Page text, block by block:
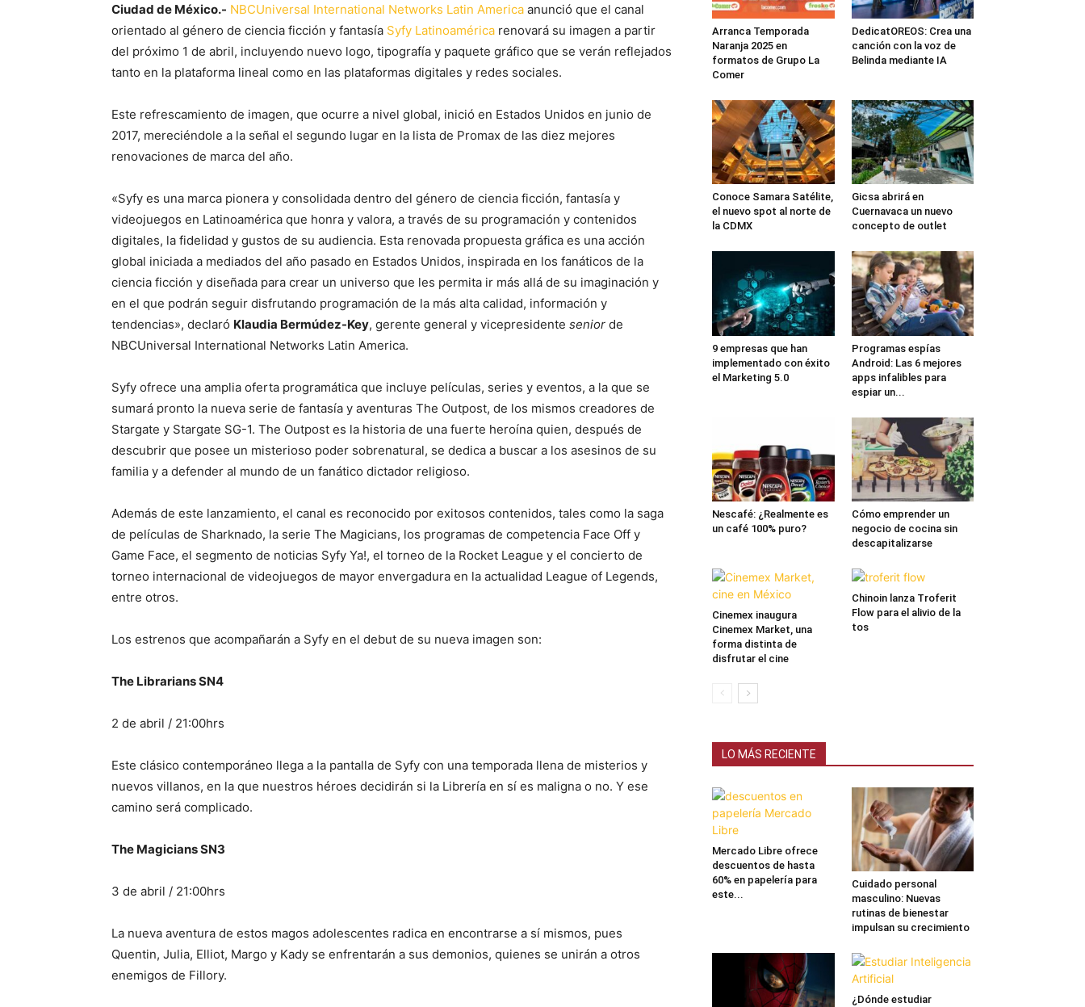
Ciudad de México.- NBCUniversal International Networks Latin America anunció que el canal
orientado al género de ciencia ficción y fantasía Syfy Latinoamérica renovará su imagen a partir
del próximo 1 de abril, incluyendo nuevo logo, tipografía y paquete gráfico que se verán reflejados
tanto en la plataforma lineal como en las plataformas digitales y redes sociales.
Este refrescamiento de imagen, que ocurre a nivel global, inició en Estados Unidos en junio de
2017, mereciéndole a la señal el segundo lugar en la lista de Promax de las diez mejores
renovaciones de marca del año.
«Syfy es una marca pionera y consolidada dentro del género de ciencia ficción, fantasía y
videojuegos en Latinoamérica que honra y valora, a través de su programación y contenidos
digitales, la fidelidad y gustos de su audiencia. Esta renovada propuesta gráfica es una acción
global iniciada a mediados del año pasado en Estados Unidos, inspirada en los fanáticos de la
ciencia ficción y diseñada para crear un universo que les permita ir más allá de su imaginación y
en el que podrán seguir disfrutando programación de la más alta calidad, información y
tendencias», declaró Klaudia Bermúdez-Key, gerente general y vicepresidente senior de
NBCUniversal International Networks Latin America.
Syfy ofrece una amplia oferta programática que incluye películas, series y eventos, a la que se
sumará pronto la nueva serie de fantasía y aventuras The Outpost, de los mismos creadores de
Stargate y Stargate SG-1. The Outpost es la historia de una fuerte heroína quien, después de
descubrir que posee un misterioso poder sobrenatural, se dedica a buscar a los asesinos de su
familia y a defender al mundo de un fanático dictador religioso.
Además de este lanzamiento, el canal es reconocido por exitosos contenidos, tales como la saga
de películas de Sharknado, la serie The Magicians, los programas de competencia Face Off y
Game Face, el segmento de noticias Syfy Ya!, el torneo de la Rocket League y el concierto de
torneo internacional de videojuegos de mayor envergadura en la actualidad League of Legends,
entre otros.
Los estrenos que acompañarán a Syfy en el debut de su nueva imagen son:
The Librarians SN4
2 de abril / 21:00hrs
Este clásico contemporáneo llega a la pantalla de Syfy con una temporada llena de misterios y
nuevos villanos, en la que nuestros héroes decidirán si la Librería en sí es maligna o no. Y ese
camino será complicado.
The Magicians SN3
3 de abril / 21:00hrs
La nueva aventura de estos magos adolescentes radica en encontrarse a sí mismos, pues
Quentin, Julia, Elliot, Margo y Kady se enfrentarán a sus demonios, quienes se unirán a otros
enemigos de Fillory.
Arranca Temporada
Naranja 2025 en
formatos de Grupo La
Comer
DedicatOREOS: Crea una
canción con la voz de
Belinda mediante IA
Conoce Samara Satélite,
el nuevo spot al norte de
la CDMX
Gicsa abrirá en
Cuernavaca un nuevo
concepto de outlet
9 empresas que han
implementado con éxito
el Marketing 5.0
Programas espías
Android: Las 6 mejores
apps infalibles para
espiar un...
Nescafé: ¿Realmente es
un café 100% puro?
Cómo emprender un
negocio de cocina sin
descapitalizarse
Cinemex inaugura
Cinemex Market, una
forma distinta de
disfrutar el cine
Chinoin lanza Troferit
Flow para el alivio de la
tos
LO MÁS RECIENTE
Mercado Libre ofrece
descuentos de hasta
60% en papelería para
este...
Cuidado personal
masculino: Nuevas
rutinas de bienestar
impulsan su crecimiento
¿Dónde estudiar